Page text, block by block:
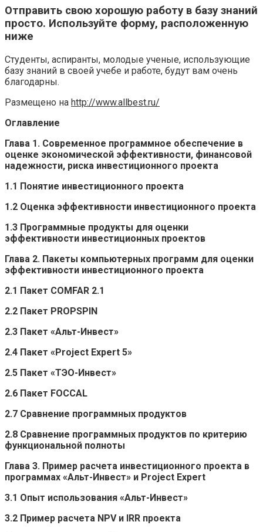
Отправить свою хорошую работу в базу знаний
просто. Используйте форму, расположенную
ниже
Студенты, аспиранты, молодые ученые, использующие
базу знаний в своей учебе и работе, будут вам очень
благодарны.
Размещено на http://www.allbest.ru/
Оглавление
Глава 1. Современное программное обеспечение в
оценке экономической эффективности, финансовой
надежности, риска инвестиционного проекта
1.1 Понятие инвестиционного проекта
1.2 Оценка эффективности инвестиционного проекта
1.3 Программные продукты для оценки
эффективности инвестиционных проектов
Глава 2. Пакеты компьютерных программ для оценки
эффективности инвестиционного проекта
2.1 Пакет COMFAR 2.1
2.2 Пакет PROPSPIN
2.3 Пакет «Альт-Инвест»
2.4 Пакет «Project Expert 5»
2.5 Пакет «ТЭО-Инвест»
2.6 Пакет FOCCAL
2.7 Сравнение программных продуктов
2.8 Сравнение программных продуктов по критерию
функциональной полноты
Глава 3. Пример расчета инвестиционного проекта в
программах «Альт-Инвест» и Project Expert
3.1 Опыт использования «Альт-Инвест»
3.2 Пример расчета NPV и IRR проекта